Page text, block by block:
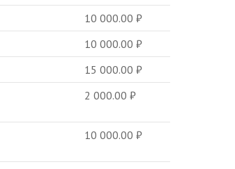
10 000.00₽
10 000.00₽
15 000.00₽
2 000.00₽
10 000.00₽